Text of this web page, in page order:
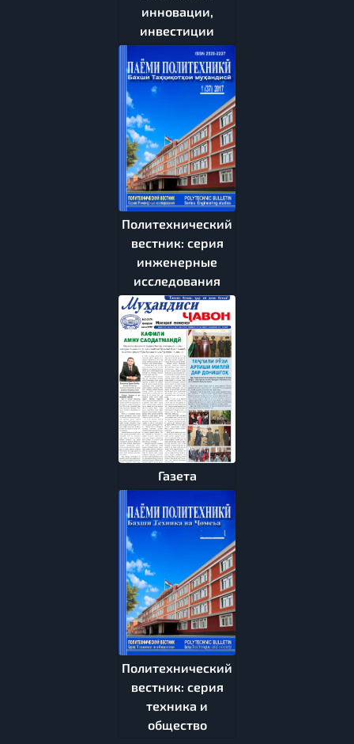
инновации,
инвестиции
Политехнический
вестник: серия
инженерные
исследования
Газета
Политехнический
вестник: серия
техника и
общество